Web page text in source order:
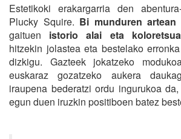
Estetikoki erakargarria den
Plucky Squire. Bi munduren artean
gaituen istorio alai eta koloretsua
hitzekin jolastea eta bestelako
dizkigu. Gazteek jokatzeko
euskaraz gozatzeko aukera
iraupena bederatzi ordu ingurukoa
egun duen iruzkin positiboen batez